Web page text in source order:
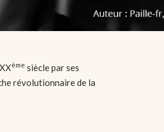
ème siècle par ses
révolutionnaire de la